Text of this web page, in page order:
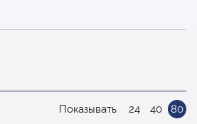
Показывать 24 40 80